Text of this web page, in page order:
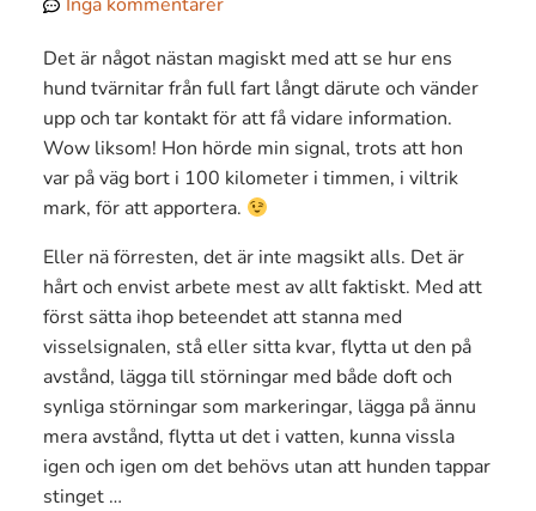
Det är något nästan magiskt med att se hur ens
hund tvärnitar från full fart långt därute och vänder
upp och tar kontakt för att få vidare information.
Wow liksom! Hon hörde min signal, trots att hon
var på väg bort i 100 kilometer i timmen, i viltrik
mark, för att apportera.
Eller nä förresten, det är inte magsikt alls. Det är
hårt och envist arbete mest av allt faktiskt. Med att
först sätta ihop beteendet att stanna med
visselsignalen, stå eller sitta kvar, flytta ut den på
avstånd, lägga till störningar med både doft och
synliga störningar som markeringar, lägga på ännu
mera avstånd, flytta ut det i vatten, kunna vissla
igen och igen om det behövs utan att hunden tappar
stinget …